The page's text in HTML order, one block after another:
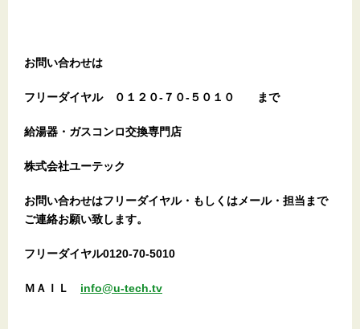
お問い合わせは
フリーダイヤル ０１２０-７０-５０１０ まで
給湯器・ガスコンロ交換専門店
株式会社ユーテック
お問い合わせはフリーダイヤル・もしくはメール・担当まで
ご連絡お願い致します。
フリーダイヤル0120-70-5010
ＭＡＩＬ info@u-tech.tv